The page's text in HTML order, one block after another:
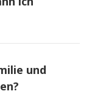
in Japan. Kein
ist verfügbar.
sind, kontaktieren
für Ihre
und